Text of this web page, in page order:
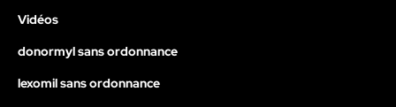
Vidéos
donormyl sans ordonnance
lexomil sans ordonnance